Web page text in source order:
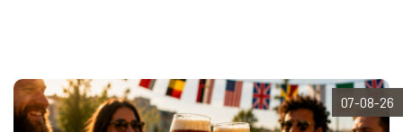
07-08-26